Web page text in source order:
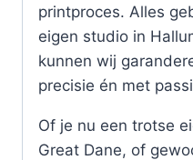
printproces. Alles
eigen studio in
kunnen wij
precisie én met
Of je nu een trotse
Great Dane, of